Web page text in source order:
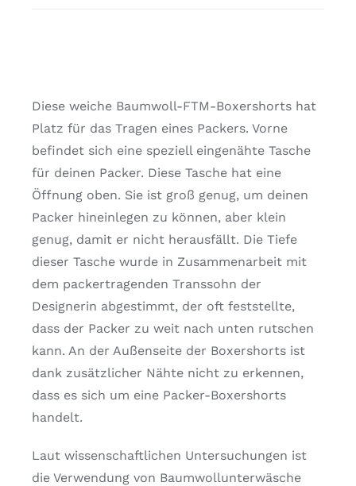
Diese weiche Baumwoll-FTM-Boxershorts hat
Platz für das Tragen eines Packers. Vorne
befindet sich eine speziell eingenähte Tasche
für deinen Packer. Diese Tasche hat eine
Öffnung oben. Sie ist groß genug, um deinen
Packer hineinlegen zu können, aber klein
genug, damit er nicht herausfällt. Die Tiefe
dieser Tasche wurde in Zusammenarbeit mit
dem packertragenden Transsohn der
Designerin abgestimmt, der oft feststellte,
dass der Packer zu weit nach unten rutschen
kann. An der Außenseite der Boxershorts ist
dank zusätzlicher Nähte nicht zu erkennen,
dass es sich um eine Packer-Boxershorts
handelt.
Laut wissenschaftlichen Untersuchungen ist
die Verwendung von Baumwollunterwäsche